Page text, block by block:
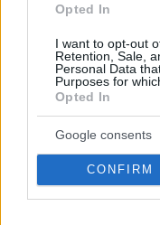
Opted In
I want to opt-out
Retention, Sale,
Personal Data
Purposes for
Opted In
Google consents
CONFIRM
Cut The Rope